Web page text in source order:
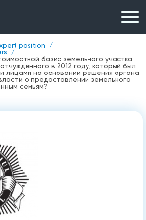
position
базис земельного участка
в 2012 году, который был
лицами на основании решения органа
о предоставлении земельного
семьям?